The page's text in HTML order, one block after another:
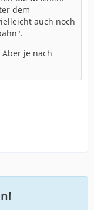
dem
auch noch
je nach